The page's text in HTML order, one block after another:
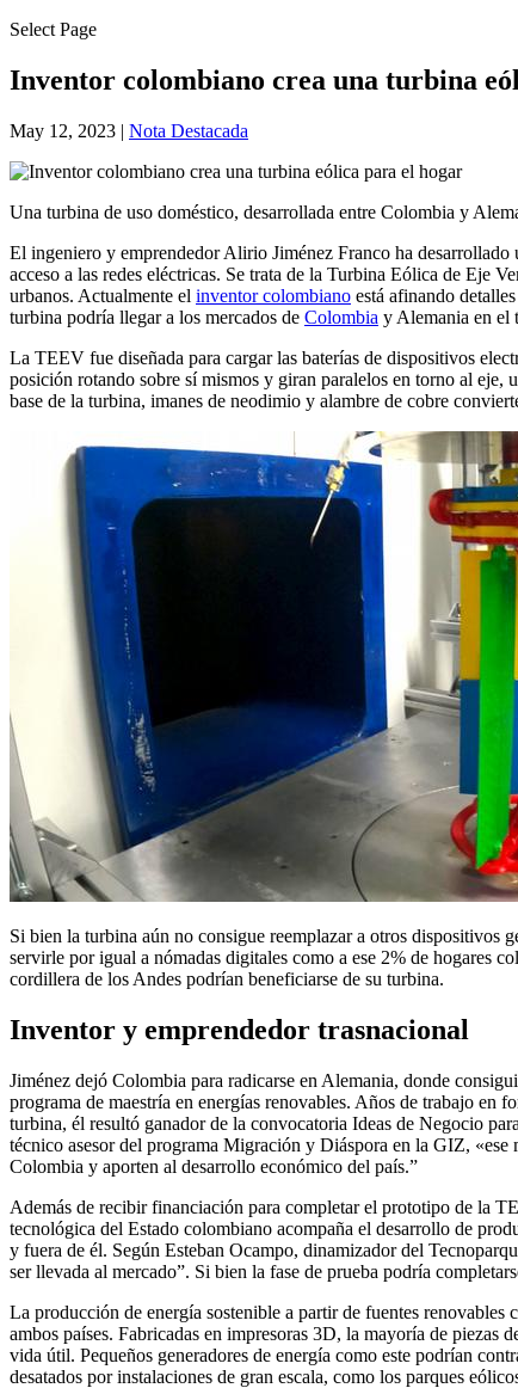
Select Page
Inventor colombiano crea una turbina
May 12, 2023 | Nota Destacada
Una turbina de uso doméstico, desarrollada entre Colombia y
El ingeniero y emprendedor Alirio Jiménez Franco ha desarrollado
acceso a las redes eléctricas. Se trata de la Turbina Eólica de Eje
urbanos. Actualmente el inventor colombiano está afinando
turbina podría llegar a los mercados de Colombia y Alemania en el
La TEEV fue diseñada para cargar las baterías de dispositivos
posición rotando sobre sí mismos y giran paralelos en torno al eje,
base de la turbina, imanes de neodimio y alambre de cobre
Si bien la turbina aún no consigue reemplazar a otros dispositivos
servirle por igual a nómadas digitales como a ese 2% de hogares
cordillera de los Andes podrían beneficiarse de su turbina.
Inventor y emprendedor trasnacional
Jiménez dejó Colombia para radicarse en Alemania, donde
programa de maestría en energías renovables. Años de trabajo en
turbina, él resultó ganador de la convocatoria Ideas de Negocio
técnico asesor del programa Migración y Diáspora en la GIZ, «ese
Colombia y aporten al desarrollo económico del país.”
Además de recibir financiación para completar el prototipo de la
tecnológica del Estado colombiano acompaña el desarrollo de
y fuera de él. Según Esteban Ocampo, dinamizador del
ser llevada al mercado”. Si bien la fase de prueba podría
La producción de energía sostenible a partir de fuentes
ambos países. Fabricadas en impresoras 3D, la mayoría de piezas
vida útil. Pequeños generadores de energía como este podrían
desatados por instalaciones de gran escala, como los parques